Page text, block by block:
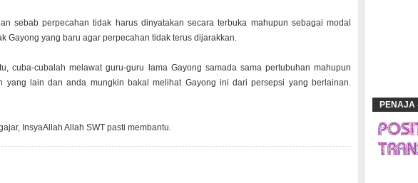
sebab perpecahan tidak harus dinyatakan secara terbuka mahupun sebagai modal
Gayong yang baru agar perpecahan tidak terus dijarakkan.
cuba-cubalah melawat guru-guru lama Gayong samada sama pertubuhan mahupun
yang lain dan anda mungkin bakal melihat Gayong ini dari persepsi yang berlainan.
InsyaAllah Allah SWT pasti membantu.
PENAJA